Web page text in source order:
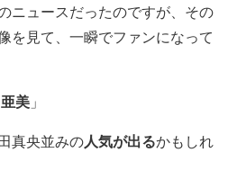
ニュースだったのですが、その
を見て、一瞬でファンになって
美 」
真央並みの人気が出るかもしれ